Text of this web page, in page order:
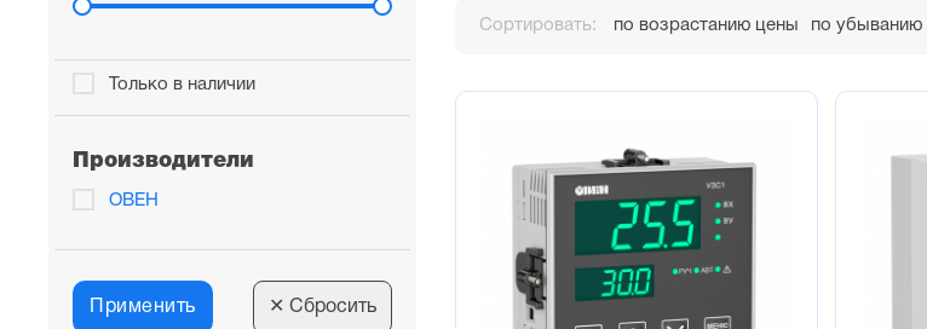
Только в наличии
Производители
ОВЕН
Применить ✕ Сбросить
Сортировать: по возрастанию цены по убыванию